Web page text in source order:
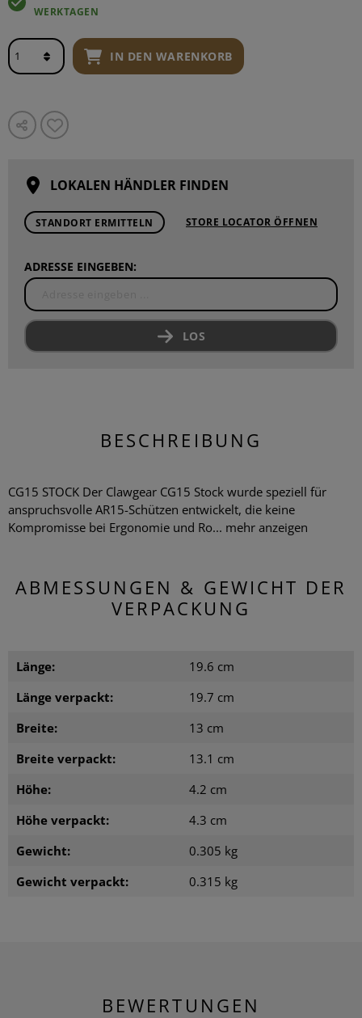
WERKTAGEN
IN DEN WARENKORB
LOKALEN HÄNDLER FINDEN
STANDORT ERMITTELN STORE LOCATOR ÖFFNEN
ADRESSE EINGEBEN:
LOS
BESCHREIBUNG
CG15 STOCK Der Clawgear CG15 Stock wurde speziell für
anspruchsvolle AR15-Schützen entwickelt, die keine
Kompromisse bei Ergonomie und Ro... mehr anzeigen
ABMESSUNGEN & GEWICHT DER
VERPACKUNG
Länge:
19.6 cm
Länge verpackt:
19.7 cm
Breite:
13 cm
Breite verpackt:
13.1 cm
Höhe:
4.2 cm
Höhe verpackt:
4.3 cm
Gewicht:
0.305 kg
Gewicht verpackt:
0.315 kg
BEWERTUNGEN